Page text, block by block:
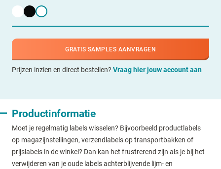
GRATIS SAMPLES AANVRAGEN
Prijzen inzien en direct bestellen? Vraag hier jouw account aan
Productinformatie
Moet je regelmatig labels wisselen? Bijvoorbeeld productlabels
op magazijnstellingen, verzendlabels op transportbakken of
prijslabels in de winkel? Dan kan het frustrerend zijn als je bij het
verwijderen van je oude labels achterblijvende lijm- en